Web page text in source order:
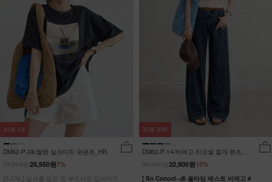
DM62-P-28/발렌 실크터치 숏팬츠_HR
7%
25,950원
[S-2XL] 실크를 입은 듯 부드러운,입자마자
리뷰 10
DM62-P-14/비에고 리오셀 절개 팬츠
15%
32,900원
[ So Cooool~🧊 올타임 베스트 비에고 #
리뷰 330